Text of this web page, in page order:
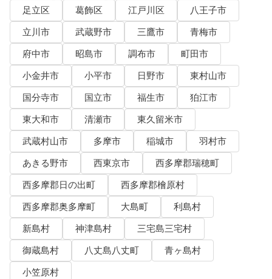
足立区
葛飾区 江戸川区
八王子市
立川市
武蔵野市 三鷹市
青梅市
府中市
昭島市 調布市
町田市
小金井市
小平市 日野市
東村山市
国分寺市
国立市 福生市
狛江市
東大和市
清瀬市
東久留米市
武蔵村山市
多摩市 稲城市
羽村市
あきる野市
西東京市
西多摩郡瑞穂町
西多摩郡日の出町
西多摩郡檜原村
西多摩郡奥多摩町
大島町
利島村
新島村
神津島村
三宅島三宅村
御蔵島村
八丈島八丈町
青ヶ島村
小笠原村